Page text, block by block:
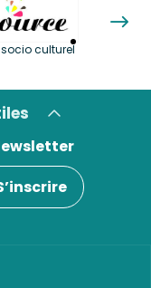
culturel